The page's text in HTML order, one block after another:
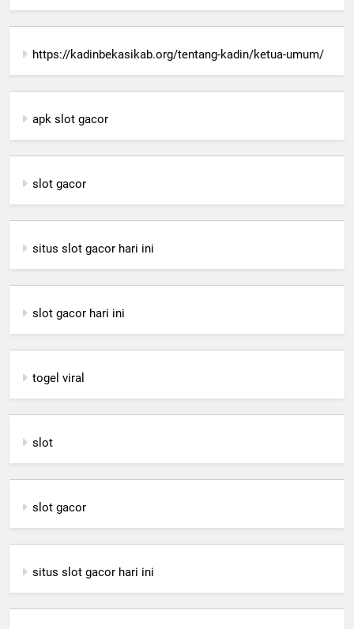
https://kadinbekasikab.org/tentang-kadin/ketua-umum/
apk slot gacor
slot gacor
situs slot gacor hari ini
slot gacor hari ini
togel viral
slot
slot gacor
situs slot gacor hari ini